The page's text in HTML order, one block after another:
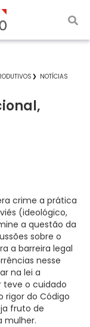
NOTÍCIAS
crime a prática
(ideológico,
a questão da
sobre o
a barreira legal
nesse
na lei a
teve o cuidado
rigor do Código
fruto de
mulher.